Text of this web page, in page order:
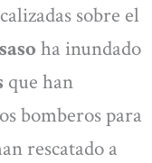
sobre el
ha inundado
que han
bomberos para
rescatado a